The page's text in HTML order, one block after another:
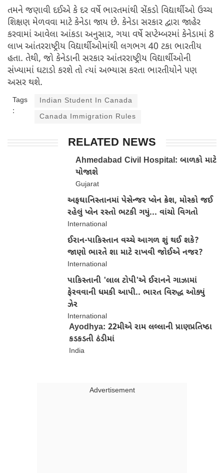
તમને જણાવી દઈએ કે દર વર્ષે ભારતમાંથી સેંકડો વિદ્યાર્થીઓ ઉચ્ચ
શિક્ષણ મેળવવા માટે કેનેડા જાય છે. કેનેડા સરકાર દ્વારા જાહેર
કરવામાં આવેલા આંકડા અનુસાર, ગયા વર્ષે સપ્ટેમ્બરમાં કેનેડામાં 8
લાખ આંતરરાષ્ટ્રીય વિદ્યાર્થીઓમાંથી લગભગ 40 ટકા ભારતીય
હતા. તેથી, જો કેનેડાની સરકાર આંતરરાષ્ટ્રીય વિદ્યાર્થીઓની
સંખ્યામાં ઘટાડો કરશે તો ત્યાં અભ્યાસ કરતા ભારતીયોને પણ
અસર થશે.
Tags
:
Indian Student In Canada
Canada Immigration Rules
RELATED NEWS
Ahmedabad Civil Hospital: બાળકો માટે
યોજાશે
Gujarat
અફઘાનિસ્તાનમાં પેસેન્જર પ્લેન ક્રેશ, મોસ્કો જઈ
રહેલું પ્લેન રસ્તો ભટકી ગયું... વાંચો વિગતો
International
ઈરાન-પાકિસ્તાન વચ્ચે આગળ શું થઈ શકે?
જાણો ભારતે શા માટે રાખવી જોઈએ નજર?
International
પાકિસ્તાની 'લાલ ટોપી'એ ઈરાનને ગાઝામાં
ફેરવવાની ધમકી આપી.. ભારત વિરુદ્ધ ઓક્યું
ઝેર
International
Ayodhya: 22મીએ રામ લલ્લાની પ્રાણપ્રતિષ્ઠા
કડકડતી ઠંડીમાં
India